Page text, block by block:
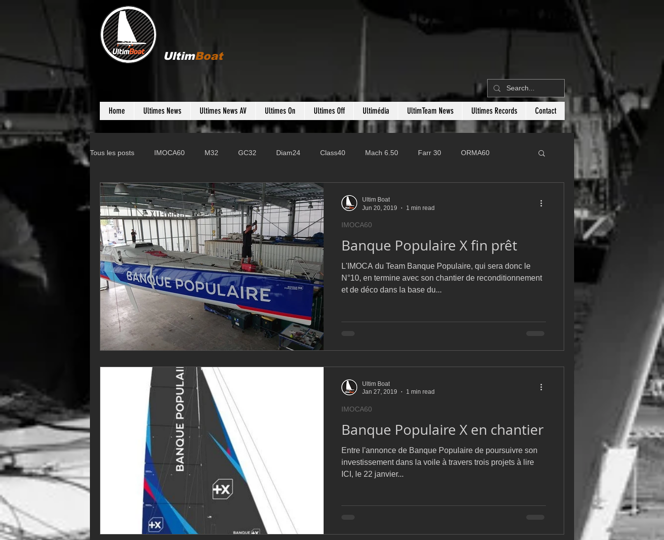
UltimBoat
Home Ultimes News Ultimes News AV Ultimes On Ultimes Off Ultimédia UltimTeam News Ultimes Records Contact
Tous les posts IMOCA60 M32 GC32 Diam24 Class40 Mach 6.50 Farr 30 ORMA60
Gunboat D35 Farr 280 Fast 40 PAC52 Ocean Fifty
VOR60 Class Rhum JMD54 Botin 52 Classe 50
F18 TF35 Business AC75 Open 7.50
Banque Populaire X fin prêt
L'IMOCA du Team Banque Populaire, qui sera donc le
N°10, en termine avec son chantier de reconditionnement
et de déco dans la base du...
IMOCA60
Ultim Boat
Jun 20, 2019
1 min read
Banque Populaire X en chantier
Entre l'annonce de Banque Populaire de poursuivre son
investissement dans la voile à travers trois projets à lire
ICI, le 22 janvier...
IMOCA60
Ultim Boat
Jan 27, 2019
1 min read